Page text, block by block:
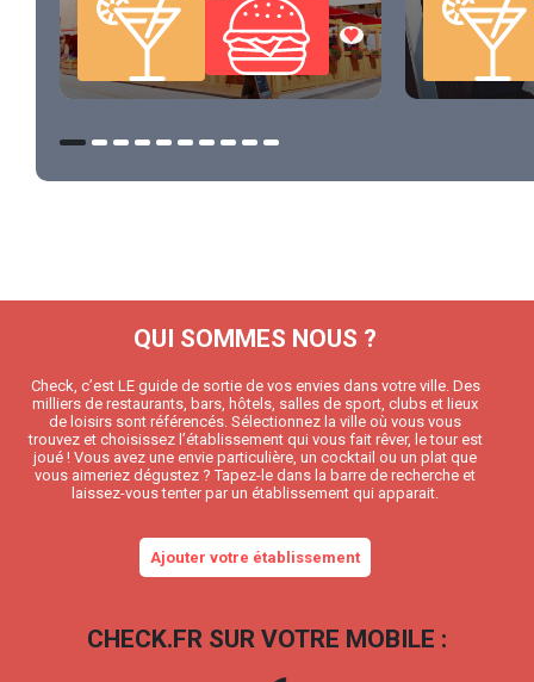
QUI SOMMES NOUS ?
Check, c’est LE guide de sortie de vos envies dans votre ville. Des
milliers de restaurants, bars, hôtels, salles de sport, clubs et lieux
de loisirs sont référencés. Sélectionnez la ville où vous vous
trouvez et choisissez l’établissement qui vous fait rêver, le tour est
joué ! Vous avez une envie particulière, un cocktail ou un plat que
vous aimeriez dégustez ? Tapez-le dans la barre de recherche et
laissez-vous tenter par un établissement qui apparait.
Ajouter votre établissement
CHECK.FR SUR VOTRE MOBILE :